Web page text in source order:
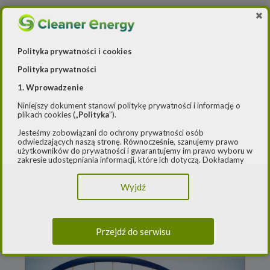
12 grudnia 2024
OX2 zacznie produkcję zielonej energii
Polityka prywatności i cookies
Polityka prywatności
1. Wprowadzenie
Niniejszy dokument stanowi politykę prywatności i informację o
plikach cookies („Polityka”).
Jesteśmy zobowiązani do ochrony prywatności osób
odwiedzających naszą stronę. Równocześnie, szanujemy prawo
użytkowników do prywatności i gwarantujemy im prawo wyboru w
zakresie udostępniania informacji, które ich dotyczą. Dokładamy
przepisami, w szczególności rozporządzeniem Parlamentu
Europejskiego i Rady (UE) 2016/979 z dnia 27 kwietnia 2016 r. w
10 maja 2018 roku o ochronie danych osobowych („
Niniejsza Polityka dotyczy przetwarzania danych osobowych,
Wyjdź
Przejdź do serwisu